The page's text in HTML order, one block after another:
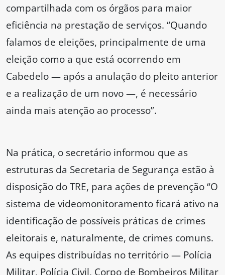
compartilhada com os órgãos para maior
eficiência na prestação de serviços. “Quando
falamos de eleições, principalmente de uma
eleição como a que está ocorrendo em
Cabedelo — após a anulação do pleito anterior
e a realização de um novo —, é necessário
ainda mais atenção ao processo”.
Na prática, o secretário informou que as
estruturas da Secretaria de Segurança estão à
disposição do TRE, para ações de prevenção “O
sistema de videomonitoramento ficará ativo na
identificação de possíveis práticas de crimes
eleitorais e, naturalmente, de crimes comuns.
As equipes distribuídas no território — Polícia
Militar, Polícia Civil, Corpo de Bombeiros Militar